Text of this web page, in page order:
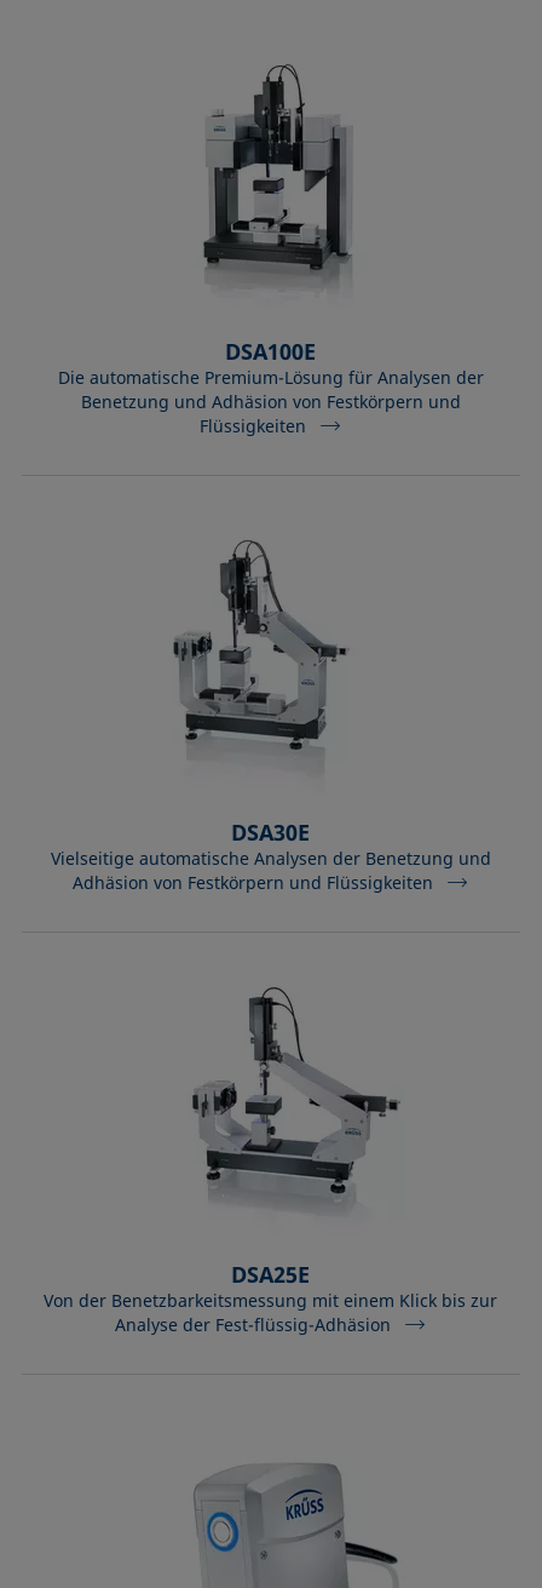
DSA100E
Die automatische Premium-Lösung für Analysen der
Benetzung und Adhäsion von Festkörpern und
Flüssigkeiten
DSA30E
Vielseitige automatische Analysen der Benetzung und
Adhäsion von Festkörpern und Flüssigkeiten
DSA25E
Von der Benetzbarkeitsmessung mit einem Klick bis zur
Analyse der Fest-flüssig-Adhäsion